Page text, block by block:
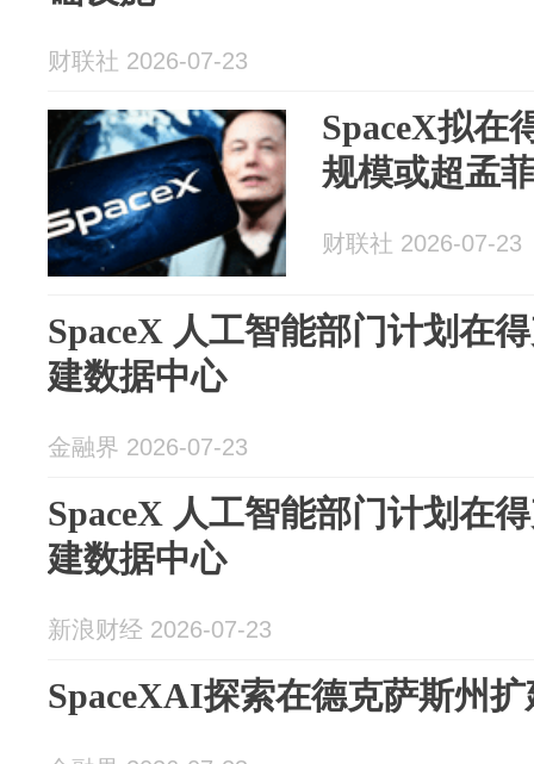
财联社 2026-07-23
SpaceX拟在
规模或超孟
财联社 2026-07-23
SpaceX 人工智能部门计划在
建数据中心
金融界 2026-07-23
SpaceX 人工智能部门计划在
建数据中心
新浪财经 2026-07-23
SpaceXAI探索在德克萨斯州